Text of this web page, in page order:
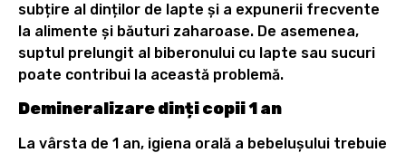
subțire al dinților de lapte și a expunerii frecvente
la alimente și băuturi zaharoase. De asemenea,
suptul prelungit al biberonului cu lapte sau sucuri
poate contribui la această problemă.
Demineralizare dinți copii 1 an
La vârsta de 1 an, igiena orală a bebelușului trebuie